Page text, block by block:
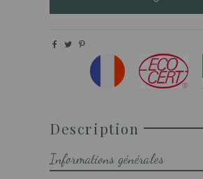
Description
Informations générales